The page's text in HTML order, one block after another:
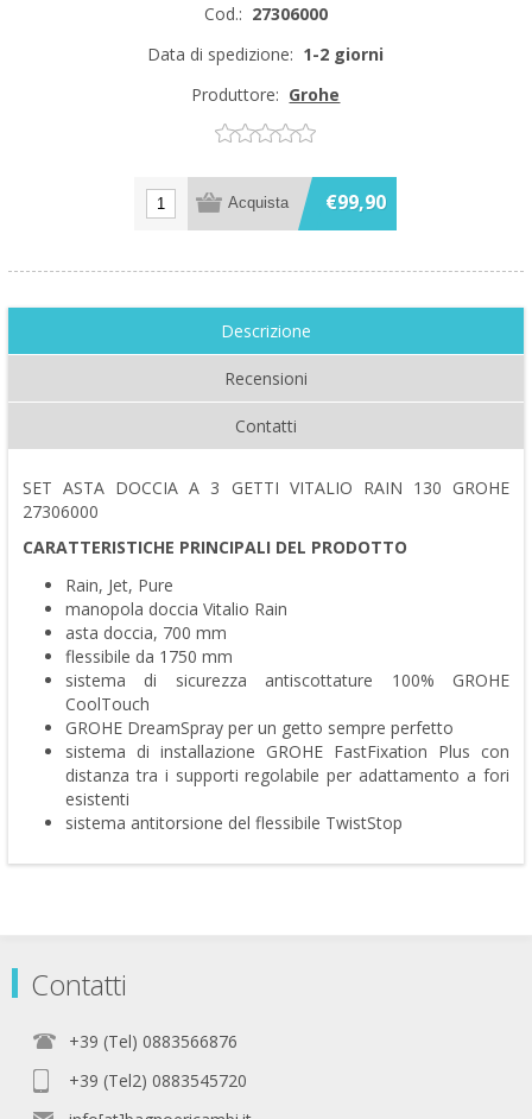
Cod.: 27306000
Data di spedizione: 1-2 giorni
Produttore: Grohe
€99,90
Descrizione
Recensioni
Contatti
SET ASTA DOCCIA A 3 GETTI VITALIO RAIN 130 GROHE
27306000
CARATTERISTICHE PRINCIPALI DEL PRODOTTO
Rain, Jet, Pure
manopola doccia Vitalio Rain
asta doccia, 700 mm
flessibile da 1750 mm
sistema di sicurezza antiscottature 100% GROHE
CoolTouch
GROHE DreamSpray per un getto sempre perfetto
sistema di installazione GROHE FastFixation Plus con
distanza tra i supporti regolabile per adattamento a fori
esistenti
sistema antitorsione del flessibile TwistStop
Contatti
+39 (Tel) 0883566876
+39 (Tel2) 0883545720